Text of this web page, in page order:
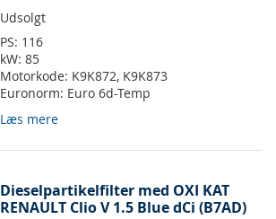
Udsolgt
PS: 116
kW: 85
Motorkode: K9K872, K9K873
Euronorm: Euro 6d-Temp
Læs mere
Dieselpartikelfilter med OXI KAT
RENAULT Clio V 1.5 Blue dCi (B7AD)